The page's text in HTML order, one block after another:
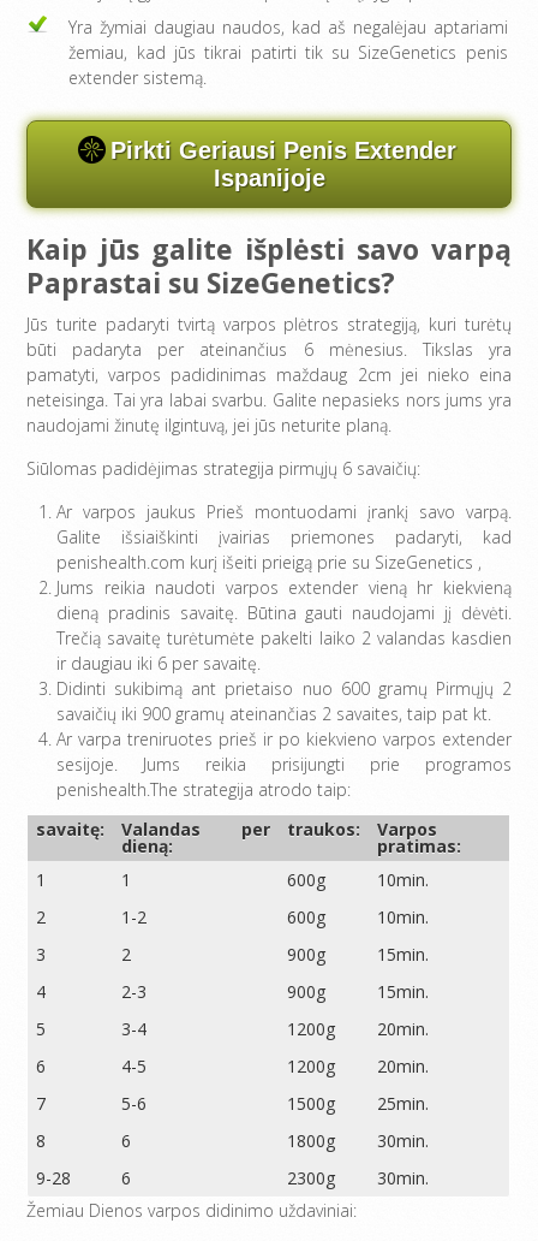
Yra žymiai daugiau naudos, kad aš negalėjau aptariami
žemiau, kad jūs tikrai patirti tik su SizeGenetics penis
extender sistemą.
Pirkti Geriausi Penis Extender
Ispanijoje
Kaip jūs galite išplėsti savo varpą
Paprastai su SizeGenetics?
Jūs turite padaryti tvirtą varpos plėtros strategiją, kuri turėtų
būti padaryta per ateinančius 6 mėnesius. Tikslas yra
pamatyti, varpos padidinimas maždaug 2cm jei nieko eina
neteisinga. Tai yra labai svarbu. Galite nepasieks nors jums yra
naudojami žinutę ilgintuvą, jei jūs neturite planą.
Siūlomas padidėjimas strategija pirmųjų 6 savaičių:
Ar varpos jaukus Prieš montuodami įrankį savo varpą.
Galite išsiaiškinti įvairias priemones padaryti, kad
penishealth.com kurį išeiti prieigą prie su SizeGenetics ,
Jums reikia naudoti varpos extender vieną hr kiekvieną
dieną pradinis savaitę. Būtina gauti naudojami jį dėvėti.
Trečią savaitę turėtumėte pakelti laiko 2 valandas kasdien
ir daugiau iki 6 per savaitę.
Didinti sukibimą ant prietaiso nuo 600 gramų Pirmųjų 2
savaičių iki 900 gramų ateinančias 2 savaites, taip pat kt.
Ar varpa treniruotes prieš ir po kiekvieno varpos extender
sesijoje. Jums reikia prisijungti prie programos
penishealth.The strategija atrodo taip:
savaitę:
Valandas per
dieną:
traukos: Varpos
pratimas:
1
1 600g
10min.
2
1-2 600g
10min.
3
2 900g
15min.
4
2-3 900g
15min.
5
3-4 1200g
20min.
6
4-5 1200g
20min.
7
5-6 1500g
25min.
8
6 1800g
30min.
9-28
6 2300g
30min.
Žemiau Dienos varpos didinimo uždaviniai: